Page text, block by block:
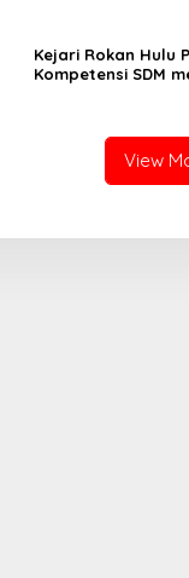
Kejari Rokan Hulu
Kompetensi SDM
View